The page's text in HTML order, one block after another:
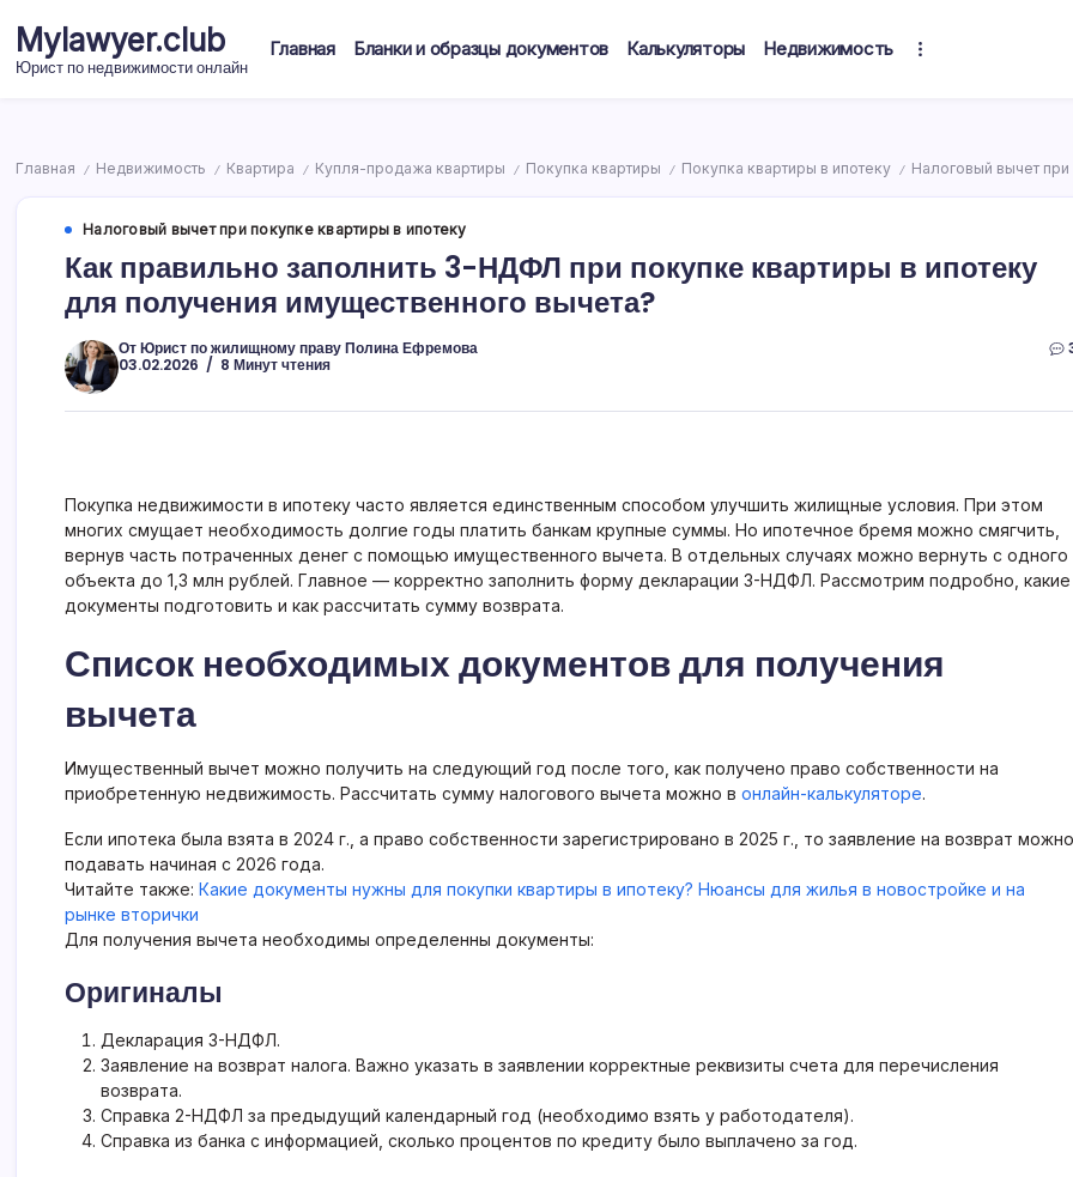
содержимому
Mylawyer.club
Юрист по недвижимости онлайн
Главная Бланки и образцы документов Калькуляторы Недвижимость
Главная / Недвижимость / Квартира / Купля-продажа квартиры / Покупка квартиры / Покупка квартиры в ипотеку / Налоговый вычет
Налоговый вычет при покупке квартиры в ипотеку
Как правильно заполнить 3-НДФЛ при покупке квартиры в ипотеку
для получения имущественного вычета?
ОтЮрист по жилищному праву Полина Ефремова
03.02.2026
8 Минут чтения
Покупка недвижимости в ипотеку часто является единственным способом улучшить жилищные условия. При этом
многих смущает необходимость долгие годы платить банкам крупные суммы. Но ипотечное бремя можно смягчить,
вернув часть потраченных денег с помощью имущественного вычета. В отдельных случаях можно вернуть с одного
объекта до 1,3 млн рублей. Главное — корректно заполнить форму декларации 3-НДФЛ. Рассмотрим подробно, какие
документы подготовить и как рассчитать сумму возврата.
Список необходимых документов для получения
вычета
Имущественный вычет можно получить на следующий год после того, как получено право собственности на
приобретенную недвижимость. Рассчитать сумму налогового вычета можно вонлайн-калькуляторе.
Если ипотека была взята в 2024 г., а право собственности зарегистрировано в 2025 г., то заявление на возврат
подавать начиная с 2026 года.
Читайте также:Какие документы нужны для покупки квартиры в ипотеку? Нюансы для жилья в новостройке и на
рынке вторички
Для получения вычета необходимы определенны документы:
Оригиналы
Декларация 3-НДФЛ.
Заявление на возврат налога. Важно указать в заявлении корректные реквизиты счета для перечисления
возврата.
Справка 2-НДФЛ за предыдущий календарный год (необходимо взять у работодателя).
Справка из банка с информацией, сколько процентов по кредиту было выплачено за год.